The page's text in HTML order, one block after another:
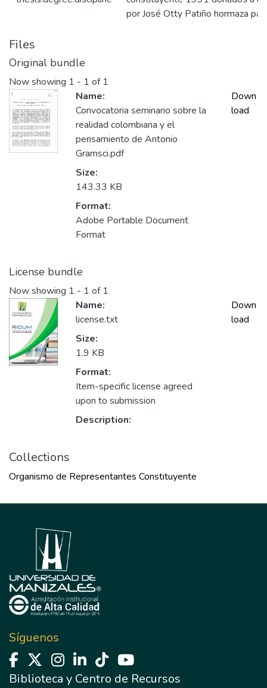
por José Otty Patiño hormaza
Files
Original bundle
Now showing 1 - 1 of 1
Name:
Convocatoria seminario sobre la
realidad colombiana y el
pensamiento de Antonio
Gramsci.pdf
Size:
143.33 KB
Format:
Adobe Portable Document
Format
Down
load
License bundle
Now showing 1 - 1 of 1
Name:
license.txt
Size:
1.9 KB
Format:
Item-specific license agreed
upon to submission
Description:
Down
load
Collections
Organismo de Representantes Constituyente
Síguenos
Biblioteca y Centro de Recursos